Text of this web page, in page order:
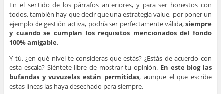
En el sentido de los párrafos anteriores, y para ser honestos con
todos, también hay que decir que una estrategia value, por poner un
ejemplo de gestión activa, podría ser perfectamente válida,siempre
y cuando se cumplan los requisitos mencionados del fondo
100% amigable.
Y tú, ¿en qué nivel te consideras que estás? ¿Estás de acuerdo con
esta escala? Siéntete libre de mostrar tu opinión. En este blog las
bufandas y vuvuzelas están permitidas, aunque el que escribe
estas líneas las haya desechado para siempre.